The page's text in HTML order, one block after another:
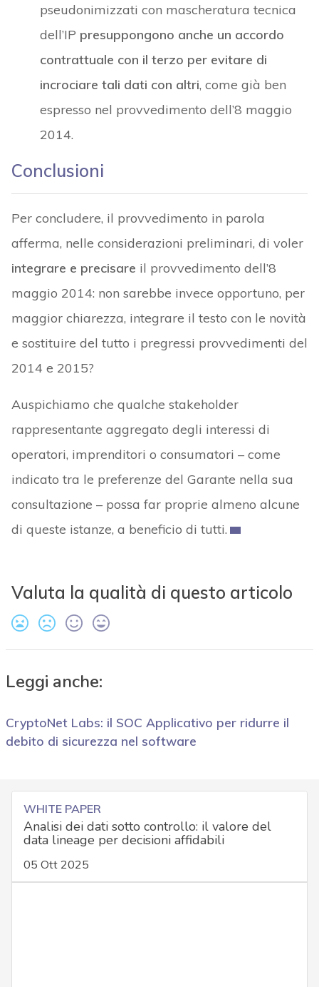
pseudonimizzati con mascheratura tecnica
dell’IP presuppongono anche un accordo
contrattuale con il terzo per evitare di
incrociare tali dati con altri, come già ben
espresso nel provvedimento dell’8 maggio
2014.
Conclusioni
Per concludere, il provvedimento in parola
afferma, nelle considerazioni preliminari, di voler
integrare e precisare il provvedimento dell’8
maggio 2014: non sarebbe invece opportuno, per
maggior chiarezza, integrare il testo con le novità
e sostituire del tutto i pregressi provvedimenti del
2014 e 2015?
Auspichiamo che qualche stakeholder
rappresentante aggregato degli interessi di
operatori, imprenditori o consumatori – come
indicato tra le preferenze del Garante nella sua
consultazione – possa far proprie almeno alcune
di queste istanze, a beneficio di tutti.
Valuta la qualità di questo articolo
Leggi anche:
CryptoNet Labs: il SOC Applicativo per ridurre il
debito di sicurezza nel software
WHITE PAPER
Analisi dei dati sotto controllo: il valore del
data lineage per decisioni affidabili
05 Ott 2025